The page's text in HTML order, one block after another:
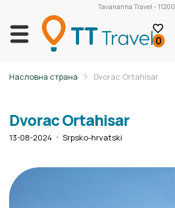
Tavananna Travel - 11200
0
Насловна страна Dvorac Ortahisar
Dvorac Ortahisar
13-08-2024 Srpsko-hrvatski